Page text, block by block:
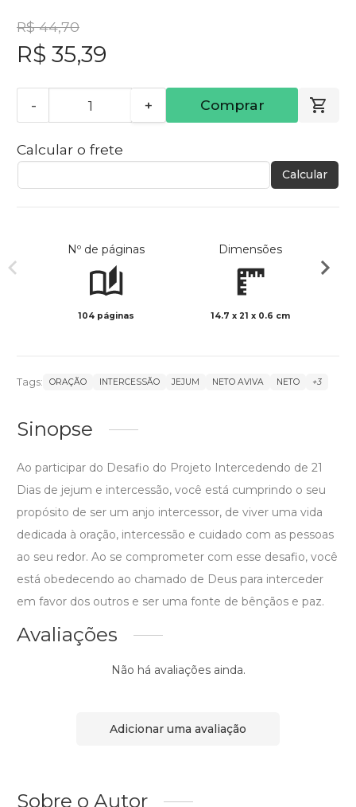
R$ 44,70
R$ 35,39
- + Comprar
Calcular o frete
Calcular
Nº de páginas
104 páginas
Dimensões
14.7 x 21 x 0.6 cm
Tags: ORAÇÃO INTERCESSÃO JEJUM NETO AVIVA NETO +3
Sinopse
Ao participar do Desafio do Projeto Intercedendo de 21
Dias de jejum e intercessão, você está cumprindo o seu
propósito de ser um anjo intercessor, de viver uma vida
dedicada à oração, intercessão e cuidado com as pessoas
ao seu redor. Ao se comprometer com esse desafio, você
está obedecendo ao chamado de Deus para interceder
em favor dos outros e ser uma fonte de bênçãos e paz.
Avaliações
Não há avaliações ainda.
Adicionar uma avaliação
Sobre o Autor